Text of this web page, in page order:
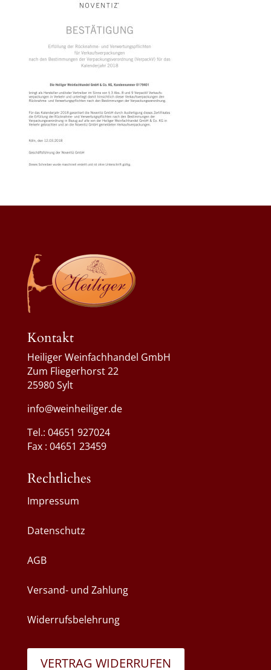
Kontakt
Heiliger Weinfachhandel GmbH
Zum Fliegerhorst 22
25980 Sylt
info@weinheiliger.de
Tel.: 04651 927024
Fax : 04651 23459
Rechtliches
Impressum
Datenschutz
AGB
Versand- und Zahlung
Widerrufsbelehrung
VERTRAG WIDERRUFEN